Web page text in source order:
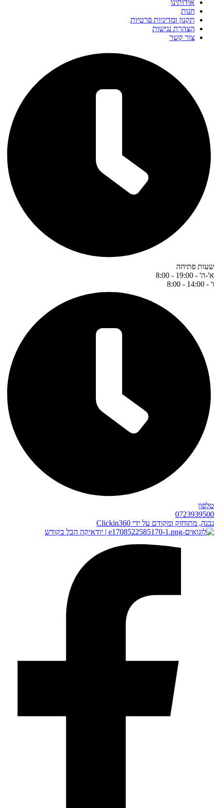
אודותינו
חנות
תקנון ומדיניות פרטיות
הצהרת נגישות
צור קשר
שעות פתיחה
א'-ה' - 19:00 - 8:00
ו' - 14:00 - 8:00
טלפון
0723939500
נבנה, מתוחזק ומקודם על ידי Clickin360